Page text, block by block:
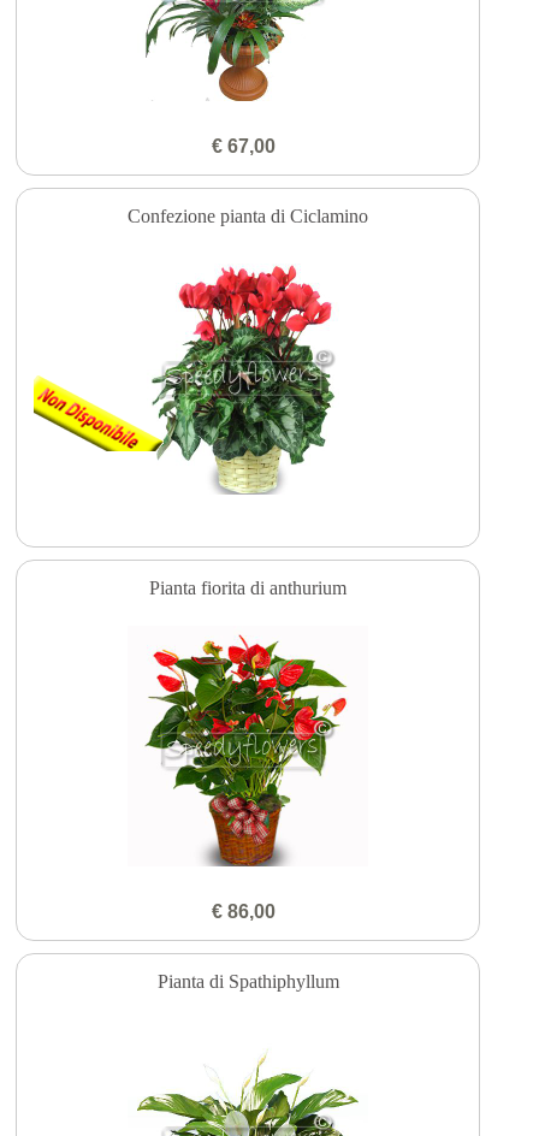
€ 67,00
Confezione pianta di Ciclamino
Pianta fiorita di anthurium
€ 86,00
Pianta di Spathiphyllum